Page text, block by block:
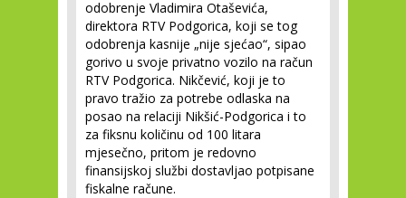
odobrenje Vladimira Otaševića,
direktora RTV Podgorica, koji se tog
odobrenja kasnije „nije sjećao“, sipao
gorivo u svoje privatno vozilo na račun
RTV Podgorica. Nikčević, koji je to
pravo tražio za potrebe odlaska na
posao na relaciji Nikšić-Podgorica i to
za fiksnu količinu od 100 litara
mjesečno, pritom je redovno
finansijskoj službi dostavljao potpisane
fiskalne račune.